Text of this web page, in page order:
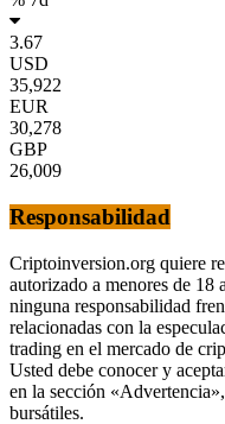
3.67
USD
35,922
EUR
30,278
GBP
26,009
Responsabilidad
Criptoinversion.org quiere
autorizado a menores de 18
ninguna responsabilidad
relacionadas con la
trading en el mercado de
Usted debe conocer y
en la sección
bursátiles.